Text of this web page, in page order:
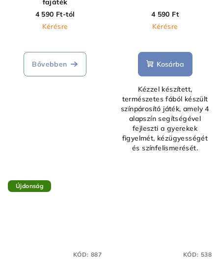
fajáték
4 590 Ft-tól
Kérésre
Bővebben
4 590 Ft
Kérésre
Kosárba
Kézzel készített,
természetes fából készült
színpárosító játék, amely 4
alapszín segítségével
fejleszti a gyerekek
figyelmét, kézügyességét
és színfelismerését.
Újdonság
KÓD: 887 KÓD: 538